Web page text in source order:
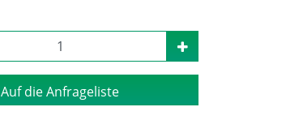
Auf die Anfrageliste